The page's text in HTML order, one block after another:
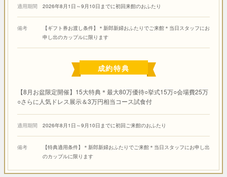
適用期間 2026年8月1日～9月10日までに初回来館のおふたり
備考
【ギフト券お渡し条件】＊新郎新婦おふたりでご来館＊当日スタッフにお
申し出のカップルに限ります
成約特典
【8月お盆限定開催】15大特典＊最大80万優待○挙式15万○会場費25万
○さらに人気ドレス展示＆3万円相当コース試食付
適用期間 2026年8月1日～9月10日までに初回ご来館のおふたり
備考
【特典適用条件】＊新郎新婦おふたりでご来館＊当日スタッフにお申し出
のカップルに限ります